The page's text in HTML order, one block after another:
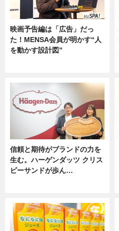
映画予告編は「広告」だっ
た！MENSA会員が明かす“人
を動かす設計図”
信頼と期待がブランドの力を
生む。ハーゲンダッツ クリス
ピーサンドが歩ん…